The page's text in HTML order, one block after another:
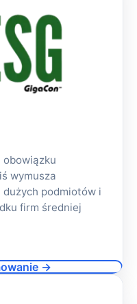
obowiązku
wymusza
podmiotów i
firm średniej
→